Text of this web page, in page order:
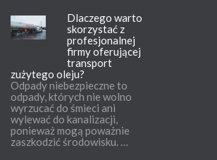
Dlaczego warto
skorzystać z
profesjonalnej
firmy oferującej
transport
zużytego oleju?
Odpady niebezpieczne to
odpady, których nie wolno
wyrzucać do śmieci ani
wylewać do kanalizacji,
ponieważ mogą poważnie
zaszkodzić środowisku. …